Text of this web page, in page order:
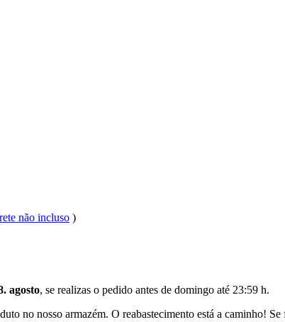
não incluso )
agosto, se realizas o pedido antes de domingo até 23:59 h.
no nosso armazém. O reabastecimento está a caminho!